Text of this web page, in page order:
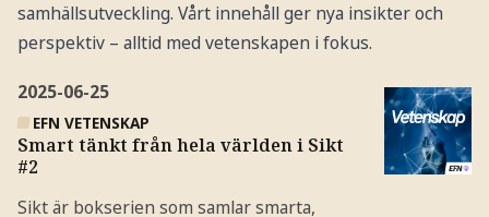
samhällsutveckling. Vårt innehåll ger nya insikter och
perspektiv – alltid med vetenskapen i fokus.
2025-06-25
EFN VETENSKAP
Smart tänkt från hela världen i Sikt
#2
Sikt är bokserien som samlar smarta,